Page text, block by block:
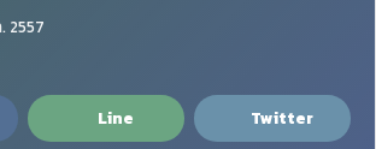
2557
Line Twitter